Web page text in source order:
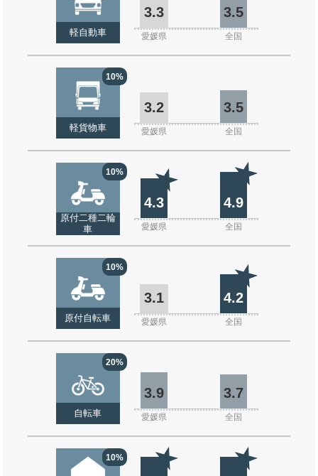
軽自動車
3.3 3.5
愛媛県 全国
10%
軽貨物車
3.2 3.5
愛媛県 全国
10%
原付二種二輪
車
4.3 4.9
愛媛県 全国
10%
原付自転車
3.1 4.2
愛媛県 全国
20%
自転車
3.9 3.7
愛媛県 全国
10%